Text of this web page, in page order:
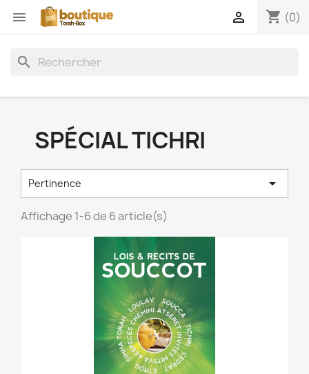
 shopping_cart (0)

search
SPÉCIAL TICHRI
Pertinence 
Affichage 1-6 de 6 article(s)